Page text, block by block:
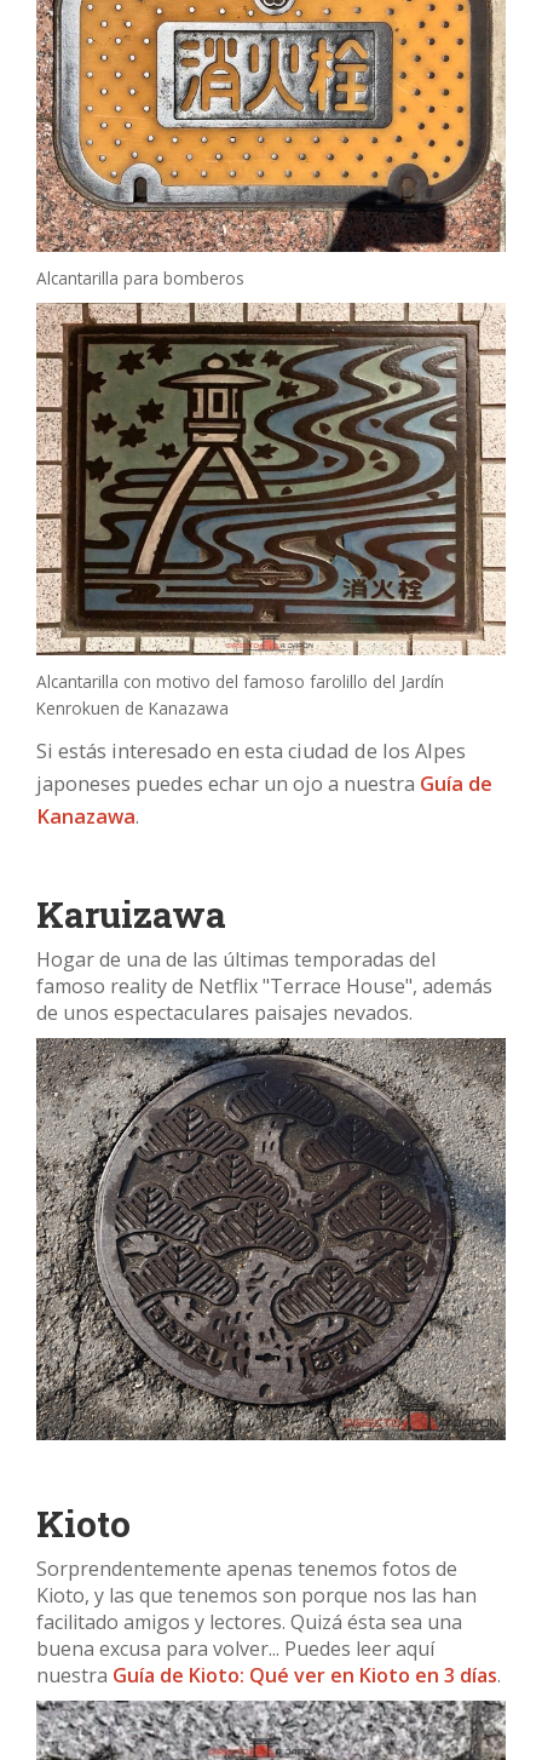
Alcantarilla para bomberos
Alcantarilla con motivo del famoso farolillo del Jardín
Kenrokuen de Kanazawa
Si estás interesado en esta ciudad de los Alpes
japoneses puedes echar un ojo a nuestra Guía de
Kanazawa.
Karuizawa
Hogar de una de las últimas temporadas del
famoso reality de Netflix "Terrace House", además
de unos espectaculares paisajes nevados.
Kioto
Sorprendentemente apenas tenemos fotos de
Kioto, y las que tenemos son porque nos las han
facilitado amigos y lectores. Quizá ésta sea una
buena excusa para volver... Puedes leer aquí
nuestra Guía de Kioto: Qué ver en Kioto en 3 días.